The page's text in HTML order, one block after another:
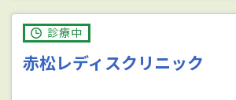
診療中
赤松レディスクリニック